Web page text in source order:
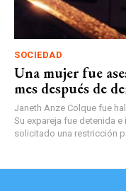
SOCIEDAD
Una mujer fue
mes después de
Janeth Anze Colque fue
Su expareja fue detenida
solicitado una restricción